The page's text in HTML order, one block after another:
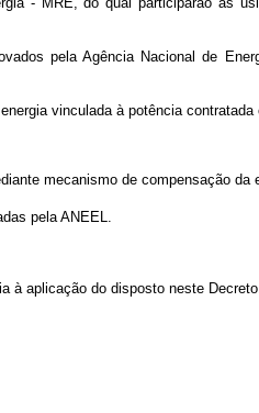
pela Agência Nacional de
vinculada à potência
mecanismo de compensação da
pela ANEEL.
à aplicação do disposto neste